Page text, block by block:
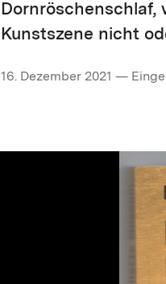
Dornröschenschlaf,
Kunstszene nicht
16. Dezember 2021 —